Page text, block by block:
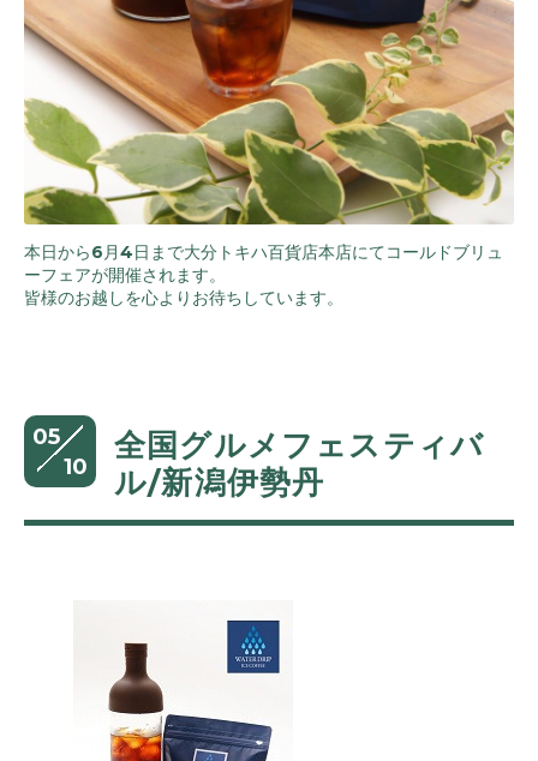
本日から6月4日まで大分トキハ百貨店本店にてコールドブリュ
ーフェアが開催されます。
皆様のお越しを心よりお待ちしています。
05
10
全国グルメフェスティバ
ル/新潟伊勢丹